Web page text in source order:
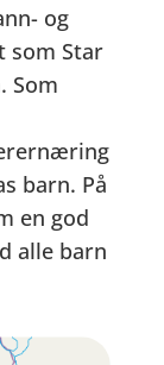
og
som Star
Som
barn. På
en god
alle barn